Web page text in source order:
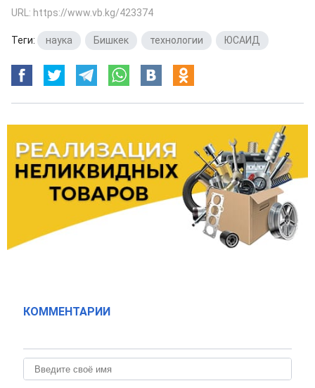
URL: https://www.vb.kg/423374
Теги: наука Бишкек технологии ЮСАИД
КОММЕНТАРИИ